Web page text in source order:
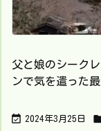
父と娘のシーク
ンで気を遣った
 2024年3月25日